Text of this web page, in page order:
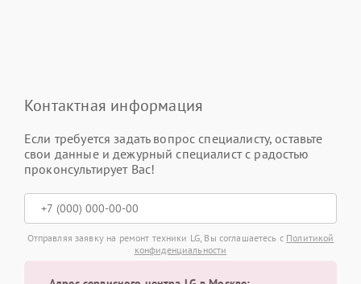
Контактная информация
Если требуется задать вопрос специалисту, оставьте
свои данные и дежурный специалист с радостью
проконсультирует Вас!
Отправляя заявку на ремонт техники LG, Вы соглашаетесь с Политикой
конфиденциальности